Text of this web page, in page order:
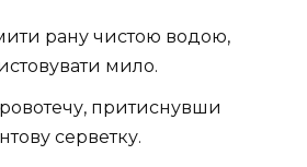
рану чистою водою,
мило.
притиснувши
серветку.